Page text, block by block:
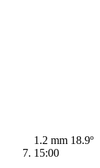
1.2 mm 18.9º
15:00